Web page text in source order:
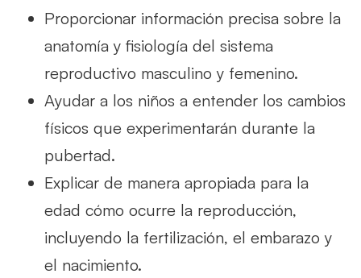
Proporcionar información precisa sobre la
anatomía y fisiología del sistema
reproductivo masculino y femenino.
Ayudar a los niños a entender los cambios
físicos que experimentarán durante la
pubertad.
Explicar de manera apropiada para la
edad cómo ocurre la reproducción,
incluyendo la fertilización, el embarazo y
el nacimiento.